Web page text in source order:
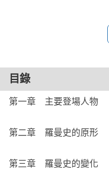
「這是不被男性或大人
我想獻給因身為少女而
的位置上。
目錄
第一章　主要登場人物
第二章　羅曼史的原形
第三章　羅曼史的變化